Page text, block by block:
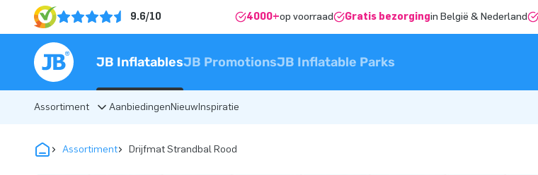
9.6/10 4000+op voorraad Gratis bezorgingin België & Nederland
JB InflatablesJB PromotionsJB Inflatable Parks
Assortiment AanbiedingenNieuwInspiratie
Assortiment Drijfmat Strandbal Rood